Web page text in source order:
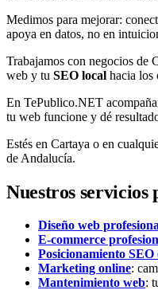
Medimos para mejorar:
apoya en datos, no en
Trabajamos con negocios
web y tu SEO local hacia los
En TePublico.NET
tu web funcione y dé
Estés en Cartaya o en
de Andalucía.
Nuestros servicios
Diseño web
E-commerce
Posicionamiento SEO
Marketing online:
Mantenimiento web: